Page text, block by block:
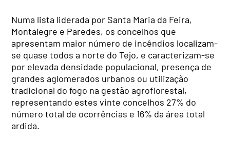
Numa lista liderada por Santa Maria da Feira,
Montalegre e Paredes, os concelhos que
apresentam maior número de incêndios localizam-
se quase todos a norte do Tejo, e caracterizam-se
por elevada densidade populacional, presença de
grandes aglomerados urbanos ou utilização
tradicional do fogo na gestão agroflorestal,
representando estes vinte concelhos 27% do
número total de ocorrências e 16% da área total
ardida.